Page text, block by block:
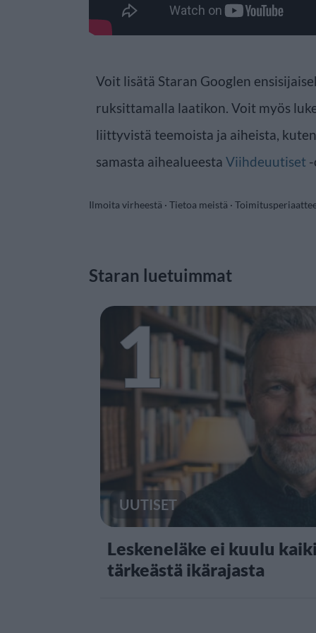
Voit lisätä Staran Googlen
ruksittamalla laatikon. Voit myös
liittyvistä teemoista ja aiheista, kuten
samasta aihealueesta Viihdeuutiset
Ilmoita virheestä · Tietoa meistä ·
Staran luetuimmat
1
UUTISET
Leskeneläke ei kuulu
tärkeästä ikärajasta